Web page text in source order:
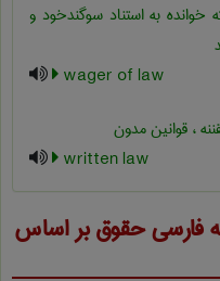
به استناد سوگندخود و
wager of law
، قوانین مدون
written law
فارسیحقوقبر اساس